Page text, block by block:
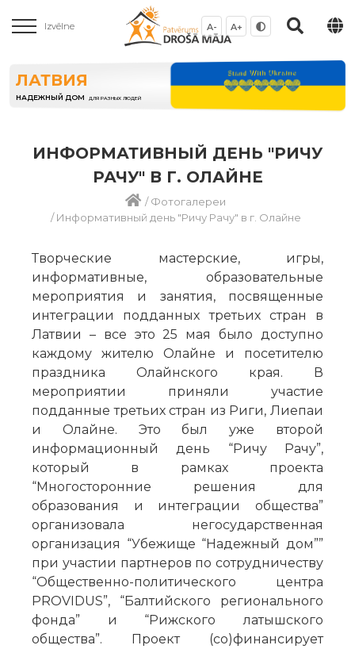
Izvēlne A- A+
ЛАТВИЯ
НАДЕЖНЫЙ ДОМ ДЛЯ РАЗНЫХ ЛЮДЕЙ
ИНФОРМАТИВНЫЙ ДЕНЬ "РИЧУ
РАЧУ" В Г. ОЛАЙНЕ
/Фотогалереи
/Информативный день "Ричу Рачу" в г. Олайне
Творческие мастерские, игры,
информативные, образовательные
мероприятия и занятия, посвященные
интеграции подданных третьих стран в
Латвии – все это 25 мая было доступно
каждому жителю Олайне и посетителю
праздника Олайнского края. В
мероприятии приняли участие
подданные третьих стран из Риги, Лиепаи
и Олайне. Это был уже второй
информационный день “Ричу Рачу”,
который в рамках проекта
“Многосторонние решения для
образования и интеграции общества”
организовала негосударственная
организация “Убежище “Надежный дом””
при участии партнеров по сотрудничеству
“Общественно-политического центра
PROVIDUS”, “Балтийского регионального
фонда” и “Рижского латышского
общества”. Проект (со)финансирует